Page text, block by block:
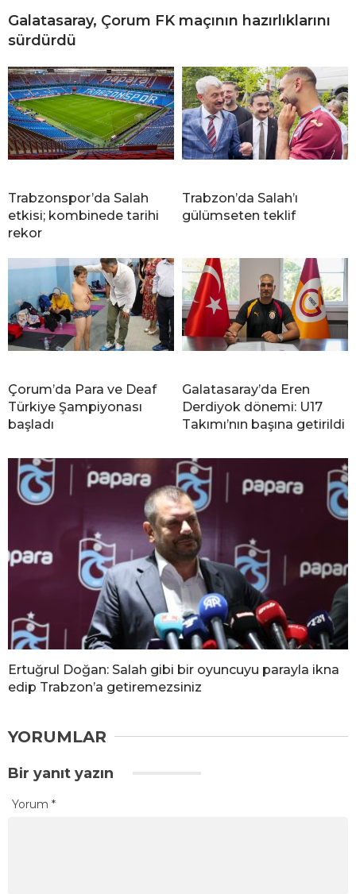
Galatasaray, Çorum FK maçının hazırlıklarını
sürdürdü
Trabzonspor’da Salah
etkisi; kombinede tarihi
rekor
Trabzon’da Salah’ı
gülümseten teklif
Çorum’da Para ve Deaf
Türkiye Şampiyonası
başladı
Galatasaray’da Eren
Derdiyok dönemi: U17
Takımı’nın başına getirildi
Ertuğrul Doğan: Salah gibi bir oyuncuyu parayla ikna
edip Trabzon’a getiremezsiniz
YORUMLAR
Bir yanıt yazın
Yorum *